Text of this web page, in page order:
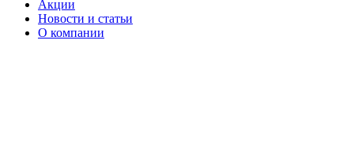
Акции
Новости и статьи
О компании